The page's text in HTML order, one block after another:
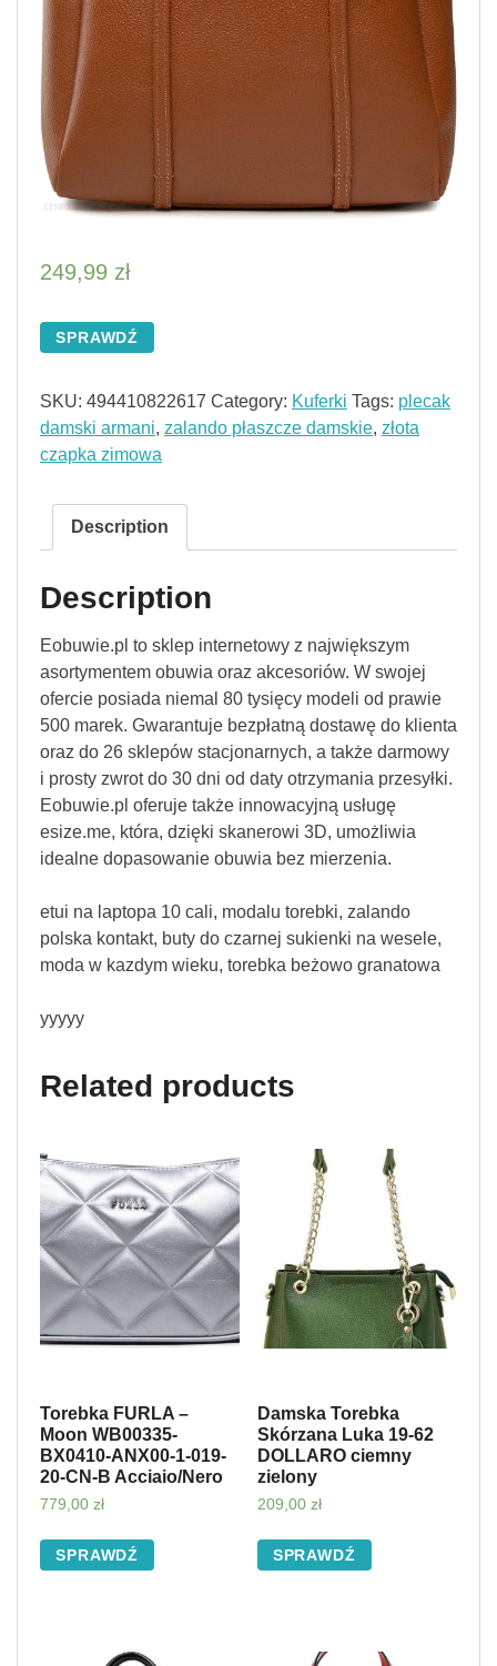
249,99 zł
SPRAWDŹ
SKU: 494410822617 Category: Kuferki Tags: plecak
damski armani, zalando płaszcze damskie, złota
czapka zimowa
Description
Description
Eobuwie.pl to sklep internetowy z największym
asortymentem obuwia oraz akcesoriów. W swojej
ofercie posiada niemal 80 tysięcy modeli od prawie
500 marek. Gwarantuje bezpłatną dostawę do klienta
oraz do 26 sklepów stacjonarnych, a także darmowy
i prosty zwrot do 30 dni od daty otrzymania przesyłki.
Eobuwie.pl oferuje także innowacyjną usługę
esize.me, która, dzięki skanerowi 3D, umożliwia
idealne dopasowanie obuwia bez mierzenia.
etui na laptopa 10 cali, modalu torebki, zalando
polska kontakt, buty do czarnej sukienki na wesele,
moda w kazdym wieku, torebka beżowo granatowa
yyyyy
Related products
Torebka FURLA –
Moon WB00335-
BX0410-ANX00-1-019-
20-CN-B Acciaio/Nero
779,00 zł
SPRAWDŹ
Damska Torebka
Skórzana Luka 19-62
DOLLARO ciemny
zielony
209,00 zł
SPRAWDŹ